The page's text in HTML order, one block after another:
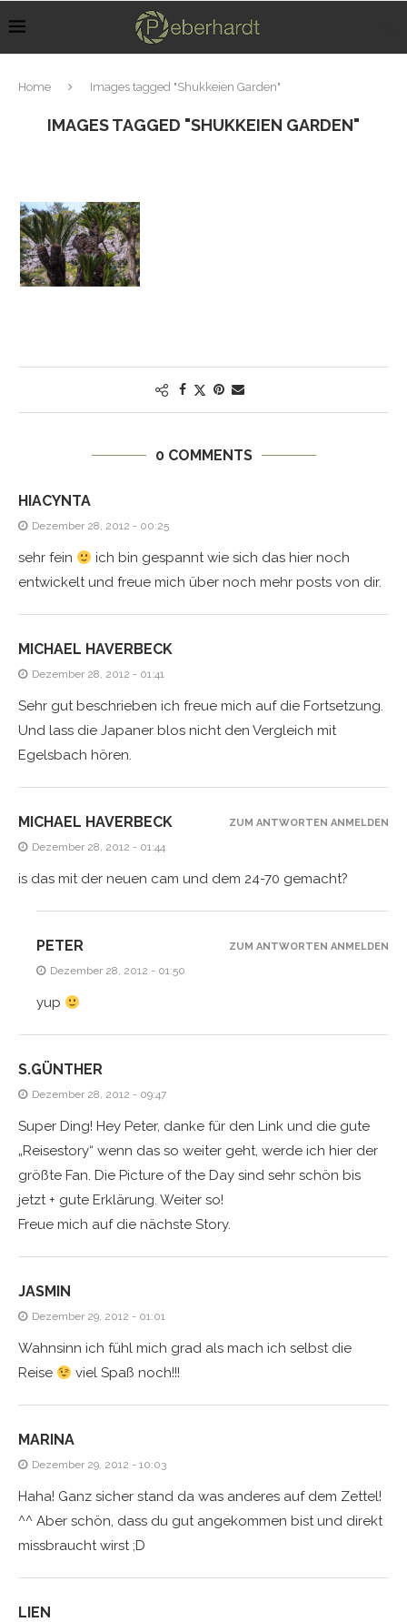
Home Images tagged "Shukkeien Garden"
IMAGES TAGGED "SHUKKEIEN GARDEN"
0 COMMENTS
HIACYNTA
Dezember 28, 2012 - 00:25
sehr fein
ich bin gespannt wie sich das hier noch
entwickelt und freue mich über noch mehr posts von dir.
MICHAEL HAVERBECK
Dezember 28, 2012 - 01:41
Sehr gut beschrieben ich freue mich auf die Fortsetzung.
Und lass die Japaner blos nicht den Vergleich mit
Egelsbach hören.
MICHAEL HAVERBECK
Dezember 28, 2012 - 01:44
is das mit der neuen cam und dem 24-70 gemacht?
ZUM ANTWORTEN ANMELDEN
PETER
Dezember 28, 2012 - 01:50
yup
ZUM ANTWORTEN ANMELDEN
S.GÜNTHER
Dezember 28, 2012 - 09:47
Super Ding! Hey Peter, danke für den Link und die gute
„Reisestory“ wenn das so weiter geht, werde ich hier der
größte Fan. Die Picture of the Day sind sehr schön bis
jetzt + gute Erklärung. Weiter so!
Freue mich auf die nächste Story.
JASMIN
Dezember 29, 2012 - 01:01
Wahnsinn ich fühl mich grad als mach ich selbst die
Reise
viel Spaß noch!!!
MARINA
Dezember 29, 2012 - 10:03
Haha! Ganz sicher stand da was anderes auf dem Zettel!
^^ Aber schön, dass du gut angekommen bist und direkt
missbraucht wirst ;D
LIEN